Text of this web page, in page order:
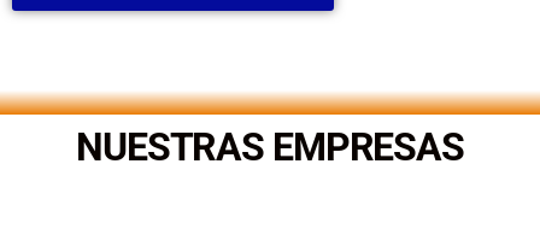
NUESTRAS EMPRESAS